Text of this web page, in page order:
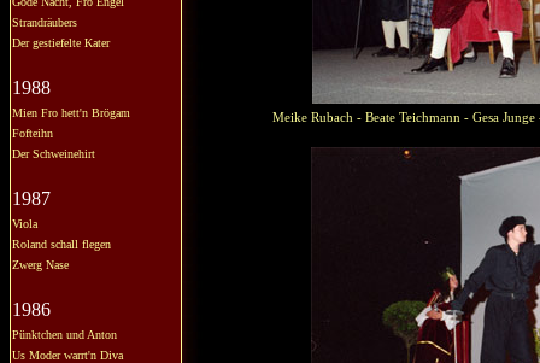
Strandräubers
Der gestiefelte Kater
1988
Mien Fro hett'n Brögam
Fofteihn
Der Schweinehirt
1987
Viola
Roland schall flegen
Zwerg Nase
1986
Pünktchen und Anton
Us Moder warrt'n Diva
Meike Rubach - Beate Teichmann - Gesa